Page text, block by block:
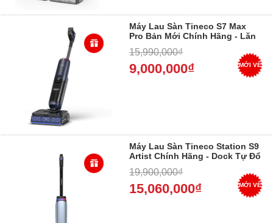
Máy Lau Sàn Tineco S7 Max
Pro Bản Mới Chính Hãng - Lăn
Tháng 2026
15,990,000₫
9,000,000₫ MỚI VỀ
Máy Lau Sàn Tineco Station S9
Artist Chính Hãng - Dock Tự Đổ
Tháng 2026
19,900,000₫
15,060,000₫ MỚI VỀ